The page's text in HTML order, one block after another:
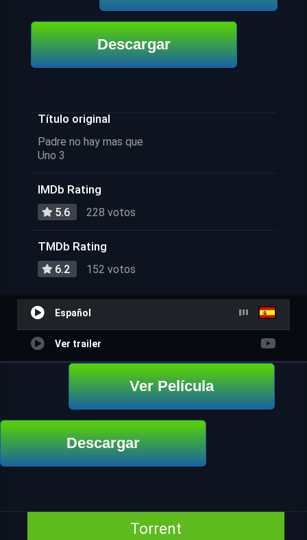
Descargar
Título original
Padre no hay mas que
Uno 3
IMDb Rating
5.6 228 votos
TMDb Rating
6.2 152 votos
Español
Ver trailer
Ver Película
Descargar
Torrent